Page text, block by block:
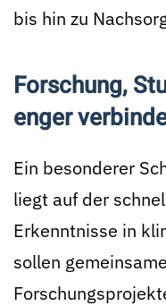
bis hin zu
Forschung,
enger
Ein besonderer
liegt auf der
Erkenntnisse in
sollen